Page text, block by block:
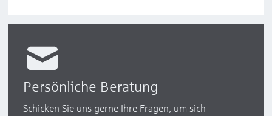
Persönliche Beratung
Schicken Sie uns gerne Ihre Fragen, um sich